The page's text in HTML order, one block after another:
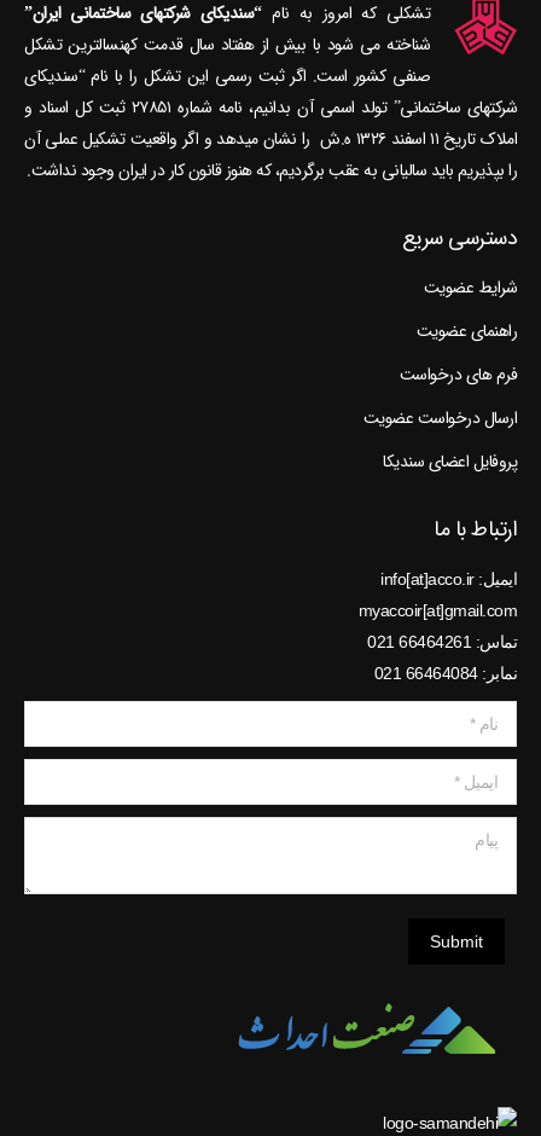
تشکلی که امروز به نام“سندیکای شرکتهای ساختمانی ایران”
شناخته می‎ شود با بیش از هفتاد سال قدمت کهنسال‎ترین تشکل
صنفی کشور است. اگر ثبت رسمی این تشکل را با نام “سندیکای
شرکتهای ساختمانی” تولد اسمی آن بدانیم، نامه شماره ۲۷۸۵۱ ثبت کل اسناد و
املاک تاریخ ۱۱ اسفند ۱۳۲۶ ه.ش را نشان می‎دهد و اگر واقعیت تشکیل عملی آن
را بپذیریم باید سالیانی به عقب برگردیم، که هنوز قانون کار در ایران وجود نداشت.
دسترسی سریع
شرایط عضویت
راهنمای عضویت
فرم های درخواست
ارسال درخواست عضویت
پروفایل اعضای سندیکا
ارتباط با ما
ایمیل: info[at]acco.ir
myaccoir[at]gmail.com
تماس: 66464261 021
نمابر: 66464084 021
نام *
ایمیل *
Submit